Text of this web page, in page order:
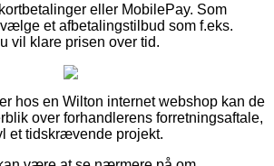
eller MobilePay. Som
et afbetalingstilbud som f.eks.
vil klare prisen over tid.
hos en Wilton internet webshop kan de
over forhandlerens forretningsaftale,
et tidskrævende projekt.